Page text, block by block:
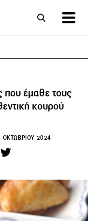
που έμαθε τους
κουρού
ΟΚΤΩΒΡΙΟΥ 2024